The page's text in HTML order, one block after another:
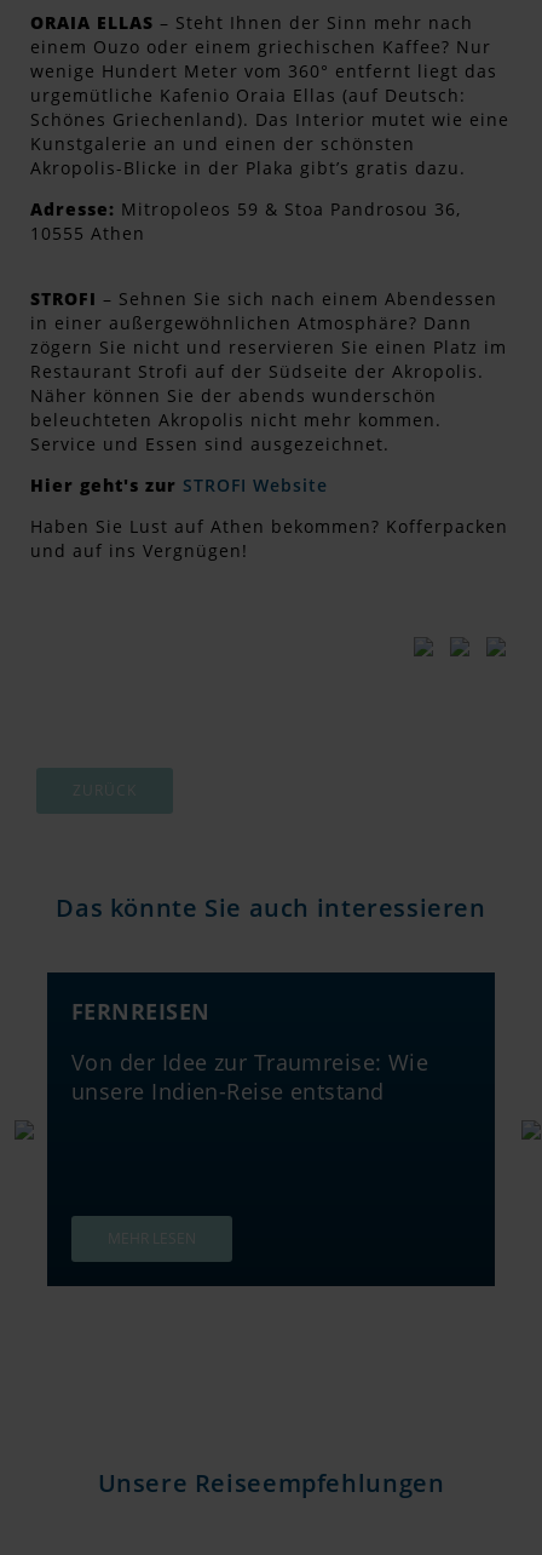
ORAIA ELLAS – Steht Ihnen der Sinn mehr nach
einem Ouzo oder einem griechischen Kaffee? Nur
wenige Hundert Meter vom 360° entfernt liegt das
urgemütliche Kafenio Oraia Ellas (auf Deutsch:
Schönes Griechenland). Das Interior mutet wie eine
Kunstgalerie an und einen der schönsten
Akropolis-Blicke in der Plaka gibt’s gratis dazu.
Adresse: Mitropoleos 59 & Stoa Pandrosou 36,
10555 Athen
STROFI – Sehnen Sie sich nach einem Abendessen
in einer außergewöhnlichen Atmosphäre? Dann
zögern Sie nicht und reservieren Sie einen Platz im
Restaurant Strofi auf der Südseite der Akropolis.
Näher können Sie der abends wunderschön
beleuchteten Akropolis nicht mehr kommen.
Service und Essen sind ausgezeichnet.
Hier geht's zur STROFI Website
Haben Sie Lust auf Athen bekommen? Kofferpacken
und auf ins Vergnügen!
ZURÜCK
Das könnte Sie auch interessieren
FERNREISEN
Von der Idee zur Traumreise: Wie
unsere Indien-Reise entstand
MEHR LESEN
Unsere Reiseempfehlungen